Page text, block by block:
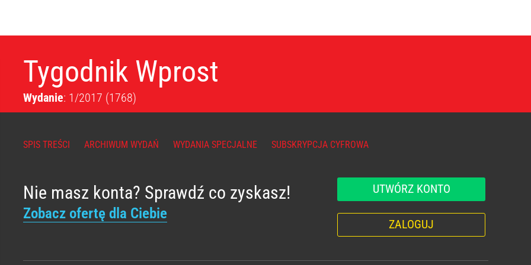
Tygodnik Wprost
Wydanie: 1/2017 (1768)
SPIS TREŚCI ARCHIWUM WYDAŃ WYDANIA SPECJALNE SUBSKRYPCJA CYFROWA
Nie masz konta? Sprawdź co zyskasz!
Zobacz ofertę dla Ciebie
UTWÓRZ KONTO
ZALOGUJ